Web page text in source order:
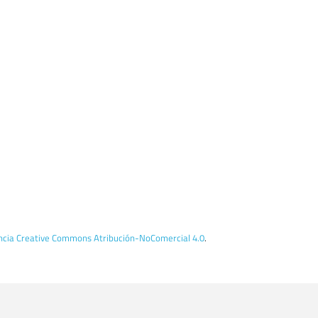
Creative Commons Atribución-NoComercial 4.0.